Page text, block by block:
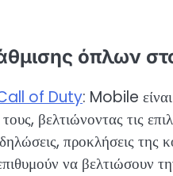
όπλων
of Duty: Mobile
βελτιώνοντας τις
προκλήσεις της
να βελτιώσουν